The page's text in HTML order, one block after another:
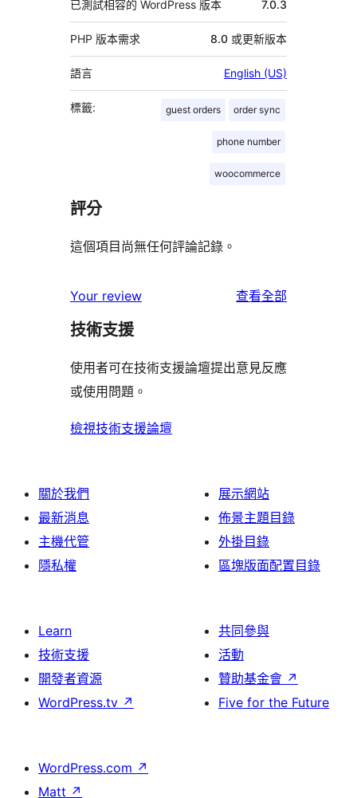
已測試相容的 WordPress 版本 7.0.3
PHP 版本需求 8.0 或更新版本
語言 English (US)
標籤: guest orders order sync
phone number
woocommerce
評分
這個項目尚無任何評論記錄。
Your review 查看全部
評
技術支援
使用者可在技術支援論壇提出意見反應
或使用問題。
檢視技術支援論壇
關於我們
最新消息
主機代管
隱私權
展示網站
佈景主題目錄
外掛目錄
區塊版面配置目錄
Learn
技術支援
開發者資源
WordPress.tv ↗
共同參與
活動
贊助基金會 ↗
Five for the Future
WordPress.com ↗
Matt ↗